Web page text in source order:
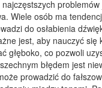
problemów
Wiele osób ma
do osłabienia
jest, aby nauczyć się
głęboko, co pozwoli
błędem jest
prowadzić do